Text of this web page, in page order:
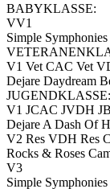
BABYKLASSE:
VV1
Simple
V1 Vet CAC Vet
Dejare Daydream
JUGENDKLASSE:
V1 JCAC JVDH
Dejare A Dash Of
V2 Res VDH Res
Rocks & Roses
V3
Simple